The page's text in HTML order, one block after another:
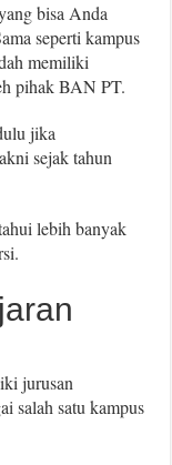
bisa Anda
seperti kampus
memiliki
pihak BAN PT.
jika
sejak tahun
lebih banyak
jurusan
salah satu kampus